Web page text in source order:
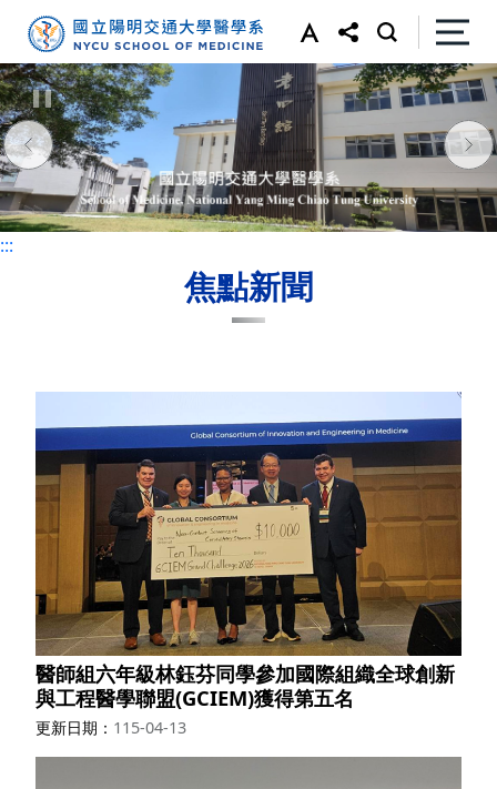
:::
:::
焦點新聞
醫師組六年級林鈺芬同學參加國際組織全球創新
與工程醫學聯盟(GCIEM)獲得第五名
更新日期 115-04-13